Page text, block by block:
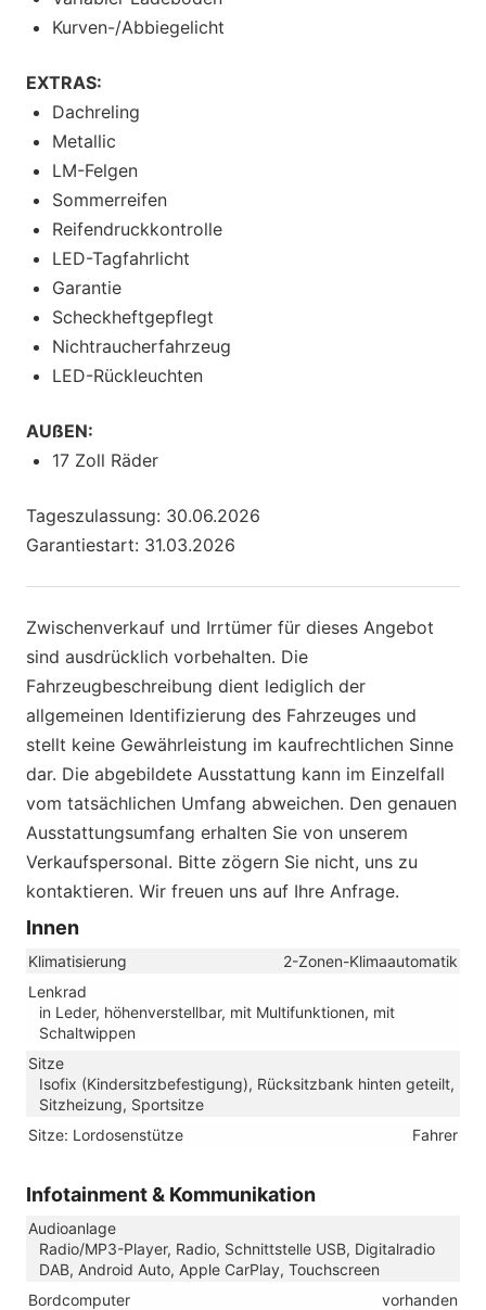
Kurven-/Abbiegelicht
EXTRAS:
Dachreling
Metallic
LM-Felgen
Sommerreifen
Reifendruckkontrolle
LED-Tagfahrlicht
Garantie
Scheckheftgepflegt
Nichtraucherfahrzeug
LED-Rückleuchten
AUßEN:
17 Zoll Räder
Tageszulassung: 30.06.2026
Garantiestart: 31.03.2026
Zwischenverkauf und Irrtümer für dieses Angebot
sind ausdrücklich vorbehalten. Die
Fahrzeugbeschreibung dient lediglich der
allgemeinen Identifizierung des Fahrzeuges und
stellt keine Gewährleistung im kaufrechtlichen Sinne
dar. Die abgebildete Ausstattung kann im Einzelfall
vom tatsächlichen Umfang abweichen. Den genauen
Ausstattungsumfang erhalten Sie von unserem
Verkaufspersonal. Bitte zögern Sie nicht, uns zu
kontaktieren. Wir freuen uns auf Ihre Anfrage.
Innen
Klimatisierung
2-Zonen-Klimaautomatik
Lenkrad
in Leder, höhenverstellbar, mit Multifunktionen, mit
Schaltwippen
Sitze
Isofix (Kindersitzbefestigung), Rücksitzbank hinten geteilt,
Sitzheizung, Sportsitze
Sitze: Lordosenstütze
Fahrer
Infotainment & Kommunikation
Audioanlage
Radio/MP3-Player, Radio, Schnittstelle USB, Digitalradio
DAB, Android Auto, Apple CarPlay, Touchscreen
Bordcomputer
vorhanden